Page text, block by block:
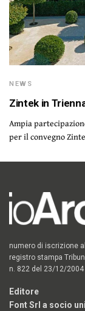
NEWS
Zintek in
Ampia
per il convegno
numero di iscrizione
registro stampa
n. 822 del 23/12/2004
Editore
Font Srl a socio